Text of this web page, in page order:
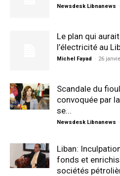
Newsdesk Libnanews -
Le plan qui
l’électricité au
Michel Fayad - 26
Scandale du
convoquée par
se...
Newsdesk Libnanews -
Liban:
fonds et
sociétés